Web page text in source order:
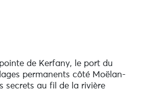
de Kerfany, le port du
permanents côté Moëlan-
secrets au fil de la rivière